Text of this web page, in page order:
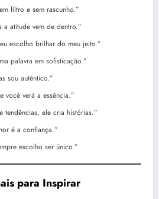
filtro e sem rascunho.”
atitude vem de dentro.”
escolho brilhar do meu jeito.”
palavra em sofisticação.”
sou autêntico.”
você verá a essência.”
tendências, ele cria histórias.”
é a confiança.”
escolho ser único.”
para Inspirar